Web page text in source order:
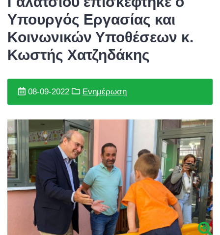
Υπουργός Εργασίας και
Κοινωνικών Υποθέσεων κ.
Κωστής Χατζηδάκης
08-09-2022 Ενημέρωση